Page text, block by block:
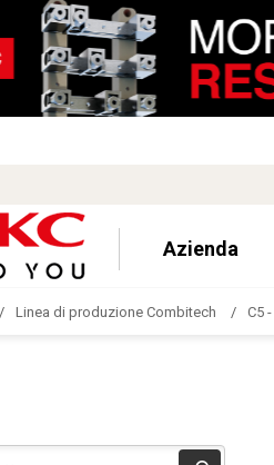
Azienda
Linea di produzione Combitech C5